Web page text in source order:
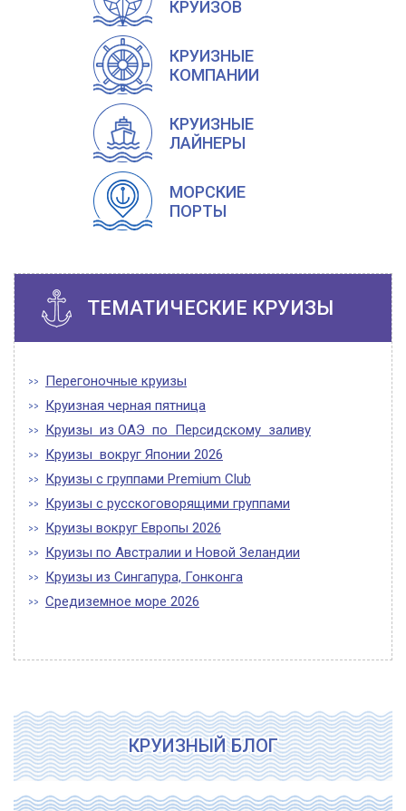
КРУИЗОВ
КРУИЗНЫЕ
КОМПАНИИ
КРУИЗНЫЕ
ЛАЙНЕРЫ
МОРСКИЕ
ПОРТЫ
ТЕМАТИЧЕСКИЕ КРУИЗЫ
Перегоночные круизы
Круизная черная пятница
Круизы из ОАЭ по Персидскому заливу
Круизы вокруг Японии 2026
Круизы с группами Premium Club
Круизы с русскоговорящими группами
Круизы вокруг Европы 2026
Круизы по Австралии и Новой Зеландии
Круизы из Сингапура, Гонконга
Средиземное море 2026
КРУИЗНЫЙ БЛОГ